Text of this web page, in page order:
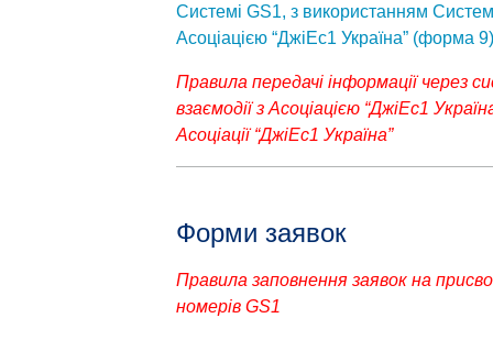
Системі GS1, з використанням
Асоціацією “ДжіЕс1 Україна” (форма 9)
Правила передачі інформації через
взаємодії з Асоціацією “ДжіЕс1
Асоціації “ДжіЕс1 Україна”
Форми заявок
Правила заповнення заявок на
номерів GS1